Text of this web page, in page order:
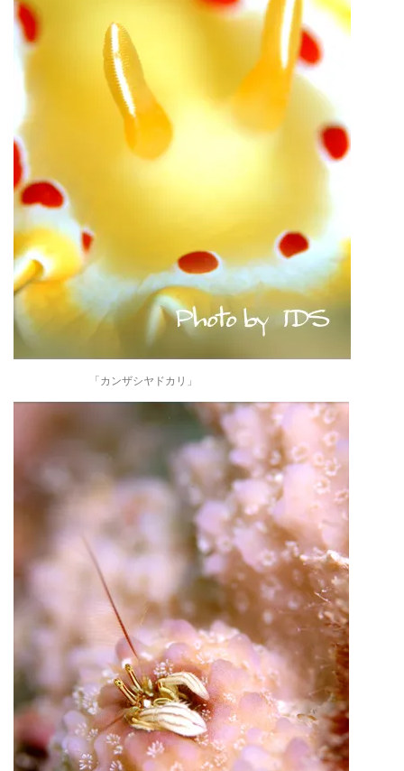
「カンザシヤドカリ」